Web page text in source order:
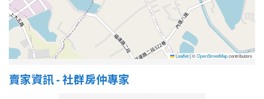
Leaflet|©OpenStreetMapcontributors
賣家資訊 - 社群房仲專家